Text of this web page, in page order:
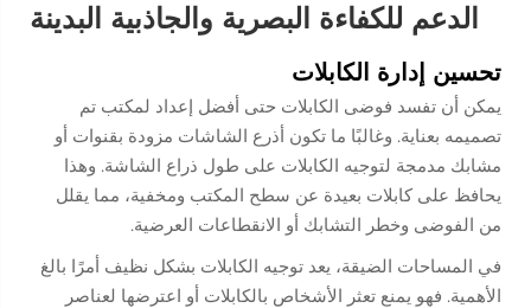
الدعم للكفاءة البصرية والجاذبية البدينة
تحسين إدارة الكابلات
يمكن أن تفسد فوضى الكابلات حتى أفضل إعداد لمكتب تم
تصميمه بعناية. وغالبًا ما تكون أذرع الشاشات مزودة بقنوات أو
مشابك مدمجة لتوجيه الكابلات على طول ذراع الشاشة. وهذا
يحافظ على كابلات بعيدة عن سطح المكتب ومخفية، مما يقلل
من الفوضى وخطر التشابك أو الانقطاعات العرضية.
في المساحات الضيقة، يعد توجيه الكابلات بشكل نظيف أمرًا بالغ
الأهمية. فهو يمنع تعثر الأشخاص بالكابلات أو اعترضها لعناصر